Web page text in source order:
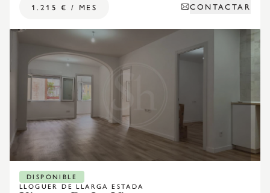
1.215 € / MES CONTACTAR
LLOGUER DE LLARGA ESTADA
DISPONIBLE